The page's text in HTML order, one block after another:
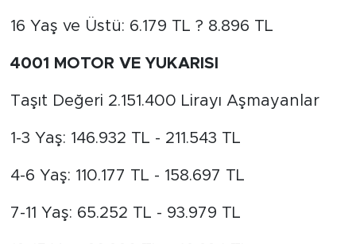
16 Yaş ve Üstü: 6.179 TL ? 8.896 TL
4001 MOTOR VE YUKARISI
Taşıt Değeri 2.151.400 Lirayı Aşmayanlar
1-3 Yaş: 146.932 TL - 211.543 TL
4-6 Yaş: 110.177 TL - 158.697 TL
7-11 Yaş: 65.252 TL - 93.979 TL